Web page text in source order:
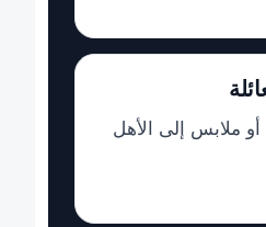
أو ملابس إلى الأهل